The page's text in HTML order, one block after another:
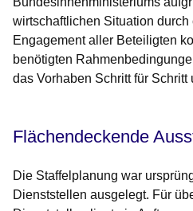
wirtschaftlichen Situation
Engagement aller Beteiligten
benötigten
das Vorhaben Schritt für Schritt
Flächendeckende
Die Staffelplanung war
Dienststellen ausgelegt. Für